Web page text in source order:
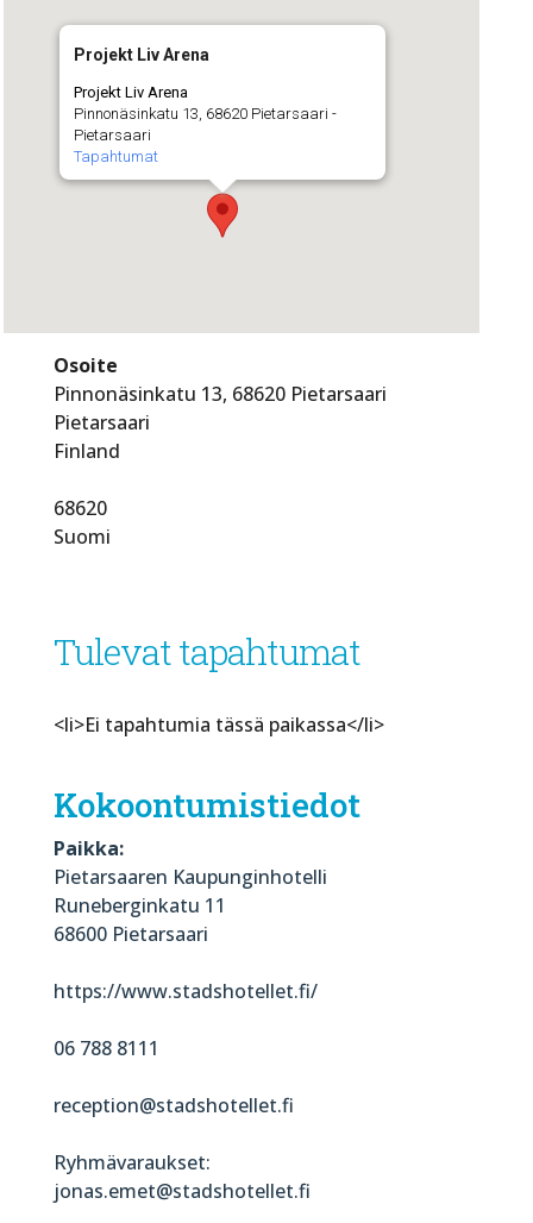
Projekt Liv Arena
Projekt Liv Arena
Pinnonäsinkatu 13, 68620 Pietarsaari -
Pietarsaari
Tapahtumat
Osoite
Pinnonäsinkatu 13, 68620 Pietarsaari
Pietarsaari
Finland
68620
Suomi
Tulevat tapahtumat
<li>Ei tapahtumia tässä paikassa</li>
Kokoontumistiedot
Paikka:
Pietarsaaren Kaupunginhotelli
Runeberginkatu 11
68600 Pietarsaari
https://www.stadshotellet.fi/
06 788 8111
reception@stadshotellet.fi
Ryhmävaraukset:
jonas.emet@stadshotellet.fi